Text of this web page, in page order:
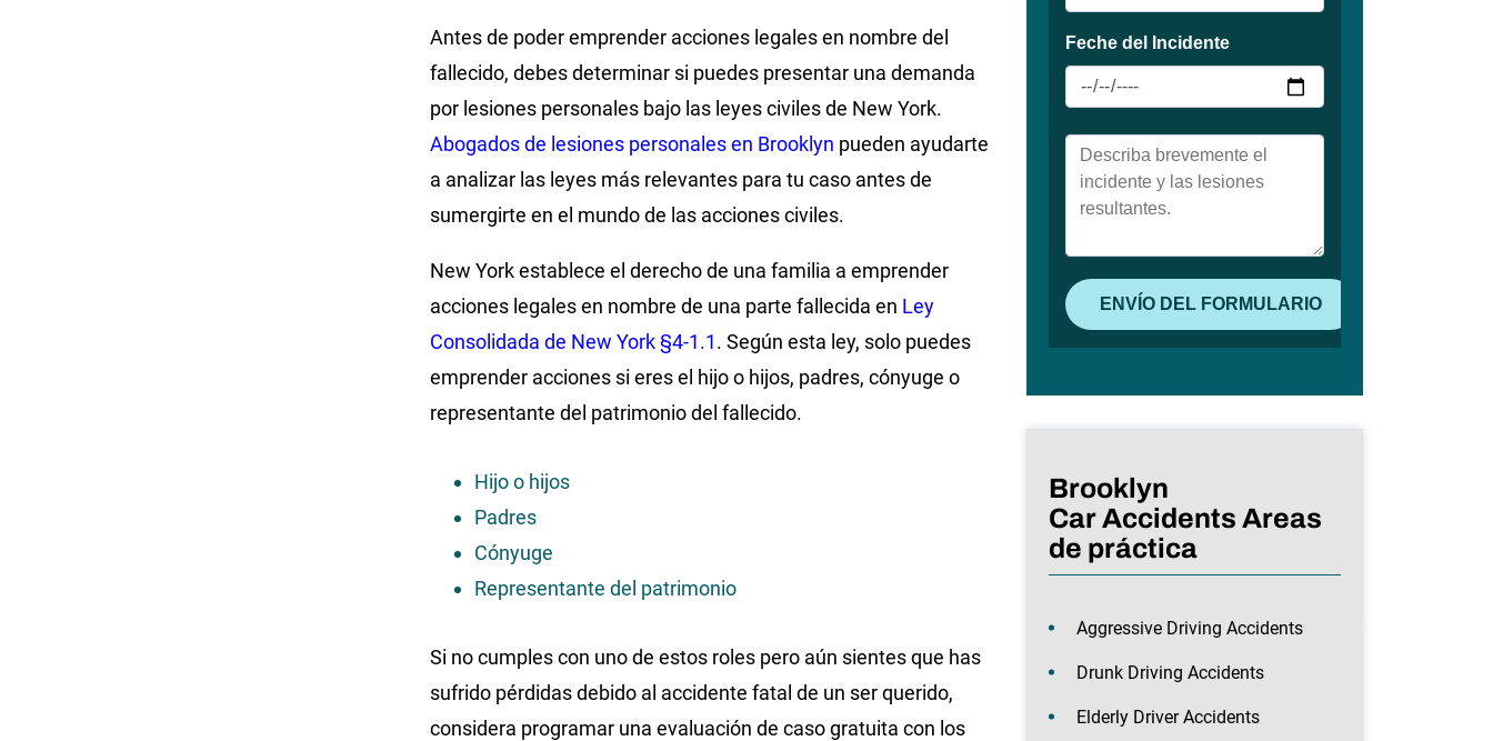
Antes de poder emprender acciones legales en nombre del
fallecido, debes determinar si puedes presentar una demanda
por lesiones personales bajo las leyes civiles de New York.
Abogados de lesiones personales en Brooklyn pueden ayudarte
a analizar las leyes más relevantes para tu caso antes de
sumergirte en el mundo de las acciones civiles.
New York establece el derecho de una familia a emprender
acciones legales en nombre de una parte fallecida en Ley
Consolidada de New York §4-1.1. Según esta ley, solo puedes
emprender acciones si eres el hijo o hijos, padres, cónyuge o
representante del patrimonio del fallecido.
Hijo o hijos
Padres
Cónyuge
Representante del patrimonio
Si no cumples con uno de estos roles pero aún sientes que has
sufrido pérdidas debido al accidente fatal de un ser querido,
considera programar una evaluación de caso gratuita con los
Brooklyn
Car Accidents Areas
de práctica
Aggressive Driving Accidents
Drunk Driving Accidents
Elderly Driver Accidents